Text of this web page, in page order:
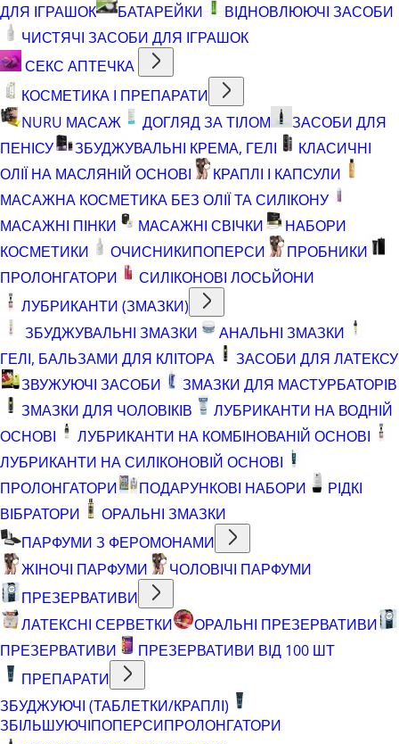
ДЛЯ ІГРАШОК
БАТАРЕЙКИ
ВІДНОВЛЮЮЧІ ЗАСОБИ
ЧИСТЯЧІ ЗАСОБИ ДЛЯ ІГРАШОК
СЕКС АПТЕЧКА
КОСМЕТИКА І ПРЕПАРАТИ
NURU МАСАЖ
ДОГЛЯД ЗА ТІЛОМ
ЗАСОБИ ДЛЯ
ПЕНІСУ
ЗБУДЖУВАЛЬНІ КРЕМА, ГЕЛІ
КЛАСИЧНІ
ОЛІЇ НА МАСЛЯНІЙ ОСНОВІ
КРАПЛІ І КАПСУЛИ
МАСАЖНА КОСМЕТИКА БЕЗ ОЛІЇ ТА СИЛІКОНУ
МАСАЖНІ ПІНКИ
МАСАЖНІ СВІЧКИ
НАБОРИ
КОСМЕТИКИ
ОЧИСНИКИПОПЕРСИ
ПРОБНИКИ
ПРОЛОНГАТОРИ
СИЛІКОНОВІ ЛОСЬЙОНИ
ЛУБРИКАНТИ (ЗМАЗКИ)
ЗБУДЖУВАЛЬНІ ЗМАЗКИ
АНАЛЬНІ ЗМАЗКИ
ГЕЛІ, БАЛЬЗАМИ ДЛЯ КЛІТОРА
ЗАСОБИ ДЛЯ ЛАТЕКСУ
ЗВУЖУЮЧІ ЗАСОБИ
ЗМАЗКИ ДЛЯ МАСТУРБАТОРІВ
ЗМАЗКИ ДЛЯ ЧОЛОВІКІВ
ЛУБРИКАНТИ НА ВОДНІЙ
ОСНОВІ
ЛУБРИКАНТИ НА КОМБІНОВАНІЙ ОСНОВІ
ЛУБРИКАНТИ НА СИЛІКОНОВІЙ ОСНОВІ
ПРОЛОНГАТОРИ
ПОДАРУНКОВІ НАБОРИ
РІДКІ
ВІБРАТОРИ
ОРАЛЬНІ ЗМАЗКИ
ПАРФУМИ З ФЕРОМОНАМИ
ЖІНОЧІ ПАРФУМИ
ЧОЛОВІЧІ ПАРФУМИ
ПРЕЗЕРВАТИВИ
ЛАТЕКСНІ СЕРВЕТКИ
ОРАЛЬНІ ПРЕЗЕРВАТИВИ
ПРЕЗЕРВАТИВИ
ПРЕЗЕРВАТИВИ ВІД 100 ШТ
ПРЕПАРАТИ
ЗБУДЖУЮЧІ (ТАБЛЕТКИ/КРАПЛІ)
ЗБІЛЬШУЮЧІПОПЕРСИПРОЛОНГАТОРИ